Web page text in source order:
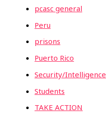
pcasc general
Peru
prisons
Puerto Rico
Security/Intelligence
Students
TAKE ACTION